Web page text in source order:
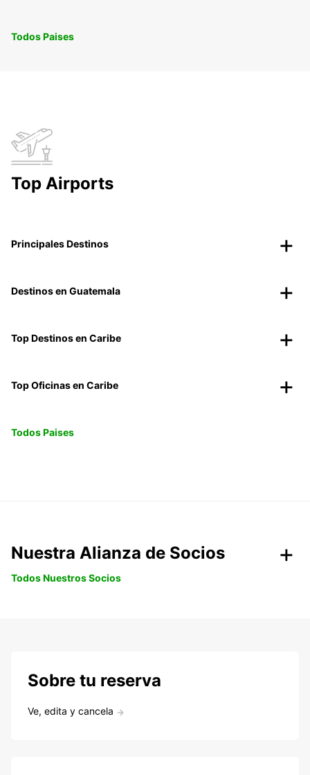
Todos Paises
Top Airports
Principales Destinos
Destinos en Guatemala
Top Destinos en Caribe
Top Oficinas en Caribe
Todos Paises
Nuestra Alianza de Socios
Todos Nuestros Socios
Sobre tu reserva
Ve, edita y cancela